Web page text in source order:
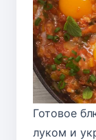
Готовое
луком и